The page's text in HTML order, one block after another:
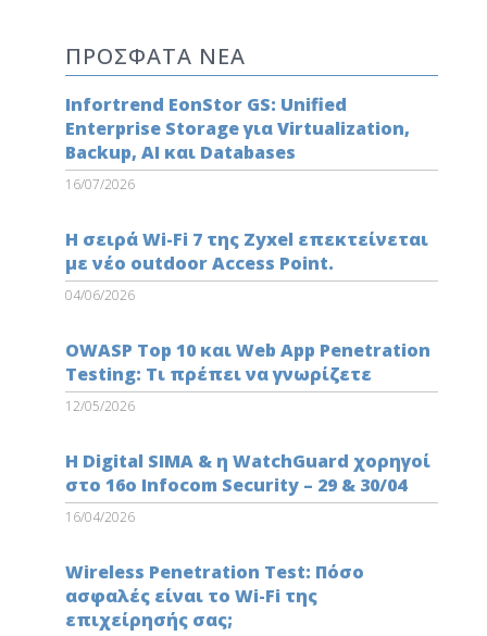
ΠΡΟΣΦΑΤΑ ΝΕΑ
Infortrend EonStor GS: Unified
Enterprise Storage για Virtualization,
Backup, AI και Databases
16/07/2026
Η σειρά Wi-Fi 7 της Zyxel επεκτείνεται
με νέο outdoor Access Point.
04/06/2026
OWASP Top 10 και Web App Penetration
Testing: Τι πρέπει να γνωρίζετε
12/05/2026
Η Digital SIMA & η WatchGuard χορηγοί
στο 16ο Infocom Security – 29 & 30/04
16/04/2026
Wireless Penetration Test: Πόσο
ασφαλές είναι το Wi-Fi της
επιχείρησής σας;